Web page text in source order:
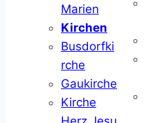
Marien
Kirchen
Busdorfki
rche
Gaukirche
Kirche